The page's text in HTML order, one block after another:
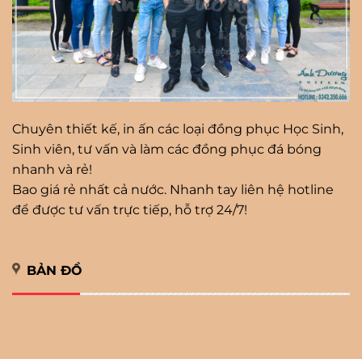
Chuyên thiết kế, in ấn các loại đồng phục Học Sinh,
Sinh viên, tư vấn và làm các đồng phục đá bóng
nhanh và rẻ!
Bao giá rẻ nhất cả nước. Nhanh tay liên hệ hotline
để được tư vấn trực tiếp, hỗ trợ 24/7!
BẢN ĐỒ